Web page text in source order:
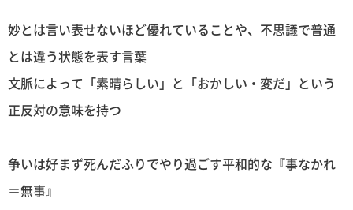
妙とは言い表せないほど優れていることや、不思議で普通
とは違う状態を表す言葉
文脈によって「素晴らしい」と「おかしい・変だ」という
正反対の意味を持つ
争いは好まず死んだふりでやり過ごす平和的な『事なかれ
＝無事』